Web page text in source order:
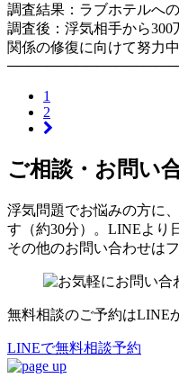
調査結果：ラブホテルへ
調査後：浮気相手から
関係の修復に向けて努力中
1
2
ご相談・お問い
浮気問題でお悩みの方に
す（約30分）。LINEより
その他のお問い合わせは
無料相談のご予約はLINE
LINEで無料相談予約